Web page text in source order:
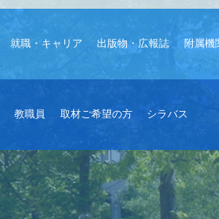
就職・キャリア 出版物・広報誌 附属機
教職員 取材ご希望の方 シラバス